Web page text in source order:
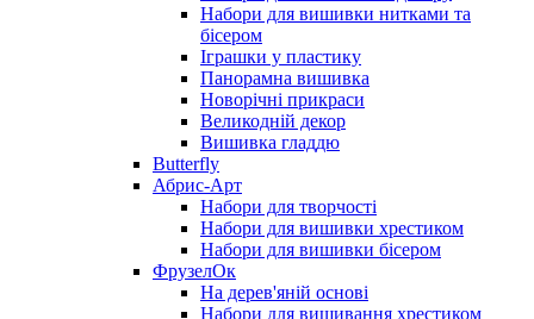
Набори для вишивки нитками та
бісером
Іграшки у пластику
Панорамна вишивка
Новорічні прикраси
Великодній декор
Вишивка гладдю
Butterfly
Абрис-Арт
Набори для творчості
Набори для вишивки хрестиком
Набори для вишивки бісером
ФрузелОк
На дерев'яній основі
Набори для вишивання хрестиком